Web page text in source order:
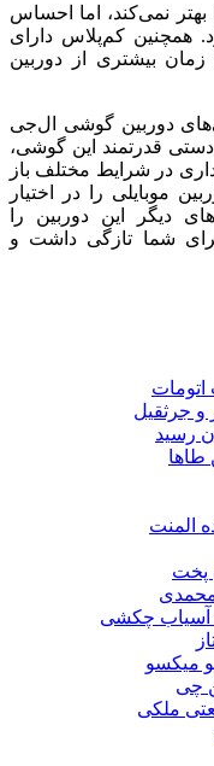
بهتر نمی‌کند، اما احساس
همچنین کم‌پلاس دارای
بیشتری از دوربین
دوربین گوشی ال‌جی
دستی قدرتمند این گوشی،
در شرایط مختلف باز
موبایلی را در اختیار
دیگر این دوربین را
شما تازگی داشت و
اتومات
و جرثقیل
رسید
طاها
المنت
پخت
محمدی
آسیاب چکشی
میکسو
چی
ملکی